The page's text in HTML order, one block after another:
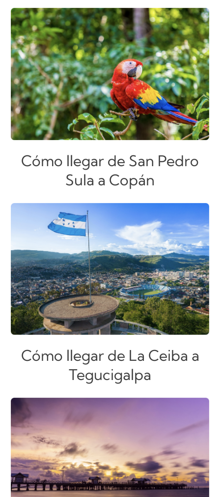
Cómo llegar de San Pedro
Sula a Copán
Cómo llegar de La Ceiba a
Tegucigalpa